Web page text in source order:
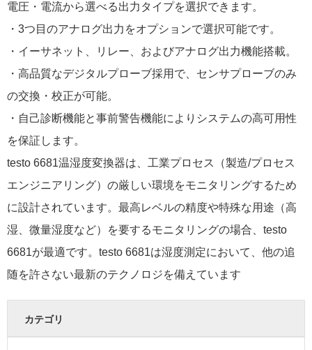
電圧・電流から選べる出力タイプを選択できます。
・3つ目のアナログ出力をオプションで選択可能です。
・イーサネット、リレー、およびアナログ出力機能搭載。
・高品質なデジタルプローブ採用で、センサプローブのみ
の交換・校正が可能。
・自己診断機能と事前警告機能によりシステムの高可用性
を保証します。
testo 6681温湿度変換器は、工業プロセス（製造/プロセス
エンジニアリング）の厳しい環境をモニタリングするため
に設計されています。最高レベルの精度や特殊な用途（高
湿、微量湿度など）を要するモニタリングの場合、testo
6681が最適です。testo 6681は湿度測定において、他の追
随を許さない最新のテクノロジを備えています
カテゴリ